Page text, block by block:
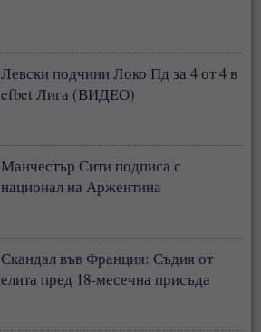
Левски подчини Локо Пд за 4 от 4 в
efbet Лига (ВИДЕО)
Манчестър Сити подписа с
национал на Аржентина
Скандал във Франция: Съдия от
елита пред 18-месечна присъда